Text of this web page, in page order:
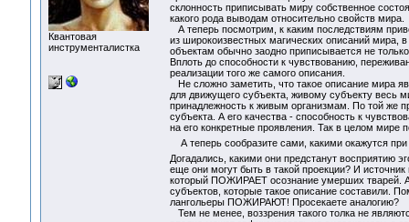
Квантовая
инструменталистка
склонность приписывать миру собственное
какого рода выводам относительно свойств мира.
А теперь посмотрим, к каким последствиям
из широкоизвестных магических описаний мира,
объектам обычно заодно приписывается не
Вплоть до способности к чувствованию,
реализации того же самого описания.
Не сложно заметить, что такое описание мира
для движущего субъекта, живому субъекту весь
принадлежность к живым организмам. По той же
субъекта. А его качества - способность к
на его конкретные проявления. Так в целом мире
А теперь сообразите сами, какими окажутся
Догадались, какими они предстанут восприятию
еще они могут быть в такой проекции? И
который ПОЖИРАЕТ осознание умерших тварей. А
субъектов, которые такое описание составили.
лангольеры ПОЖИРАЮТ! Просекаете аналогию?
Тем не менее, воззрения такого толка не